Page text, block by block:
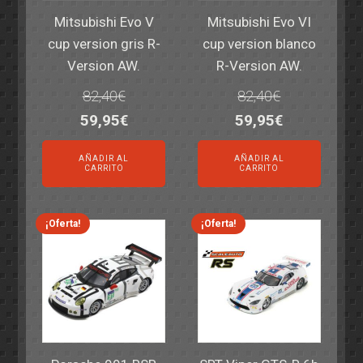
Mitsubishi Evo V
cup version gris R-
Version AW.
82,40€
El
precio
original
era:
82,40€.
59,95€El
precio
es:
59,95€.
AÑADIR AL
CARRITO
Mitsubishi Evo VI
cup version blanco
R-Version AW.
82,40€
El
precio
original
era:
82,40€.
59,95€El
precio
es:
59,95€.
AÑADIR AL
CARRITO
¡Oferta! ¡Oferta!